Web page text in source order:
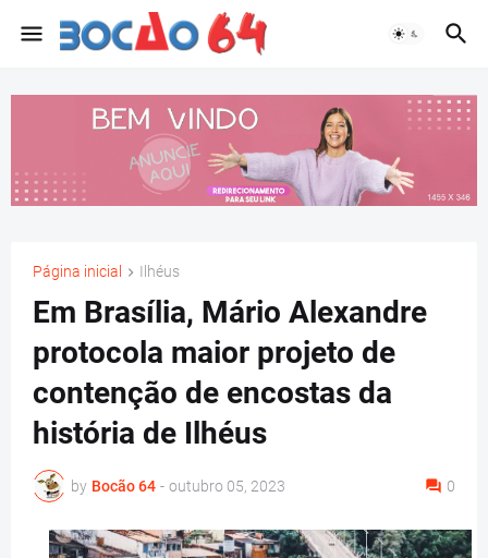
Página inicial Ilhéus
Em Brasília, Mário Alexandre
protocola maior projeto de
contenção de encostas da
história de Ilhéus
by Bocão 64 - outubro 05, 2023 0